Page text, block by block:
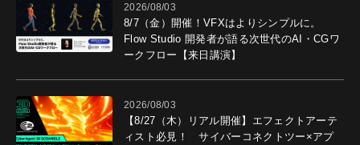
2026/08/03
8/7（金）開催！VFXはよりシンプルに。
Flow Studio 開発者が語る次世代のAI・CGワ
ークフロー【来日講演】
2026/08/03
【8/27（木）リアル開催】エフェクトアーテ
ィスト必見！ サイバーコネクトツー×アプ